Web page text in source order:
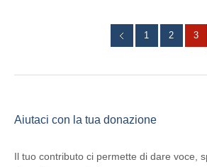
1 2 3
Aiutaci con la tua donazione
Il tuo contributo ci permette di dare voce,